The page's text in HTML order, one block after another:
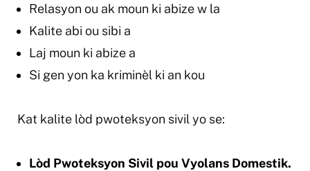
Relasyon ou ak moun ki abize w la
Kalite abi ou sibi a
Laj moun ki abize a
Si gen yon ka kriminèl ki an kou
Kat kalite lòd pwoteksyon sivil yo se:
Lòd Pwoteksyon Sivil pou Vyolans Domestik.